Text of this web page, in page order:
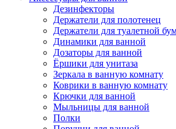
Дезинфекторы
Держатели для полотенец
Держатели для туалетной
Динамики для ванной
Дозаторы для ванной
Ёршики для унитаза
Зеркала в ванную комнату
Коврики в ванную комнату
Крючки для ванной
Мыльницы для ванной
Полки